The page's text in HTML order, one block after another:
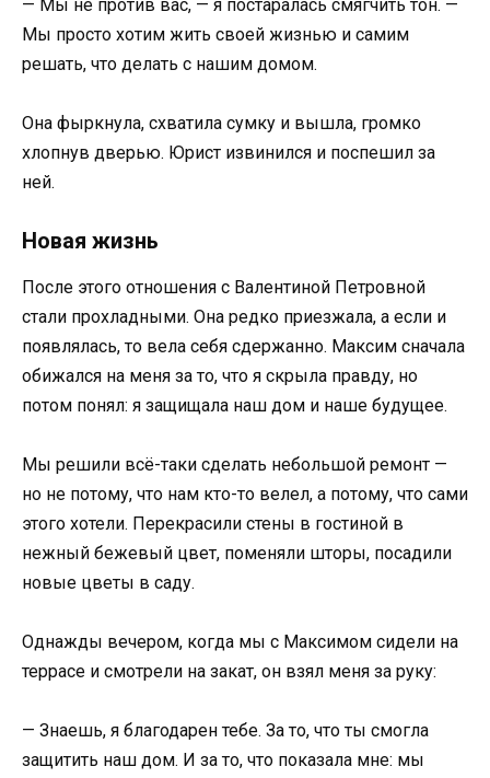
— Мы не против вас, — я постаралась смягчить тон. —
Мы просто хотим жить своей жизнью и самим
решать, что делать с нашим домом.
Она фыркнула, схватила сумку и вышла, громко
хлопнув дверью. Юрист извинился и поспешил за
ней.
Новая жизнь
После этого отношения с Валентиной Петровной
стали прохладными. Она редко приезжала, а если и
появлялась, то вела себя сдержанно. Максим сначала
обижался на меня за то, что я скрыла правду, но
потом понял: я защищала наш дом и наше будущее.
Мы решили всё-таки сделать небольшой ремонт —
но не потому, что нам кто-то велел, а потому, что сами
этого хотели. Перекрасили стены в гостиной в
нежный бежевый цвет, поменяли шторы, посадили
новые цветы в саду.
Однажды вечером, когда мы с Максимом сидели на
террасе и смотрели на закат, он взял меня за руку:
— Знаешь, я благодарен тебе. За то, что ты смогла
защитить наш дом. И за то, что показала мне: мы